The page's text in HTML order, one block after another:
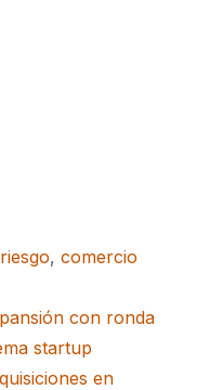
, comercio
con ronda
startup
en